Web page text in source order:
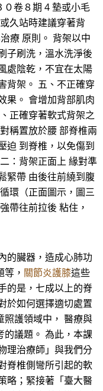
０卷８期 4 墊或小毛
久站時建議穿著背
療 原則。 背架以中
子刷洗，溫水洗淨後
處陰乾，不宜在太陽
背架。 五、不正確穿
果。 會增加背部肌肉
正確穿著軟式背架之
稱置放於腰 部脊椎兩
迫 到脊椎，以免傷到
：背架正面上 緣對準
緊帶 由後往前繞到腹
環（正面圖示，圖三
帶往前拉後 粘住，
的臟器，造成心肺功
， 關節炎護膝這些
的是，七成以上的脊
於如何選擇適切處置
照護領域中， 醫療與
的議題。 為此，本課
理治療師」與我們分
脊椎側彎所引起的軟
略；緊接著「臺大醫